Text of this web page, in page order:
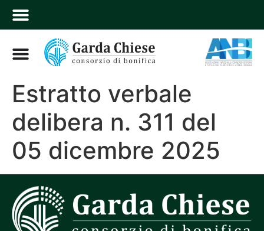
Estratto verbale
delibera n. 311 del
05 dicembre 2025